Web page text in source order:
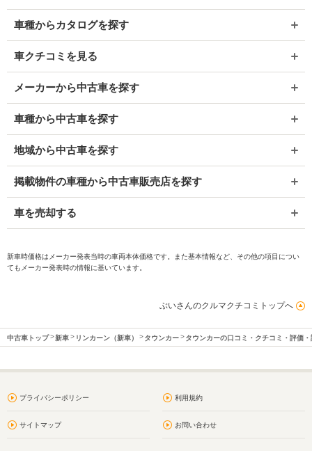
車種からカタログを探す
車クチコミを見る
メーカーから中古車を探す
車種から中古車を探す
地域から中古車を探す
掲載物件の車種から中古車販売店を探す
車を売却する
新車時価格はメーカー発表当時の車両本体価格です。また基本情報など、その他の項目につい
てもメーカー発表時の情報に基いています。
ぶいさんのクルマクチコミトップへ
中古車トップ 新車 リンカーン（新車） タウンカー タウンカーの口コミ・クチコミ・評価
プライバシーポリシー 利用規約
サイトマップ お問い合わせ